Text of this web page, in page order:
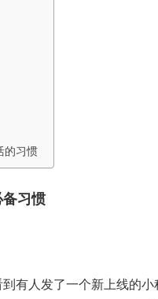
的习惯
习惯
有人发了一个新上线的